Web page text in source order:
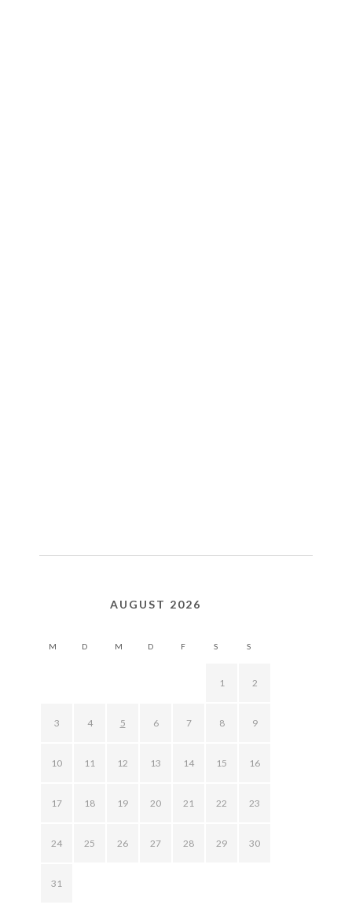
AUGUST 2026
M D M D F S S
1 2
3 4 5 6 7 8 9
10 11 12 13 14 15 16
17 18 19 20 21 22 23
24 25 26 27 28 29 30
31